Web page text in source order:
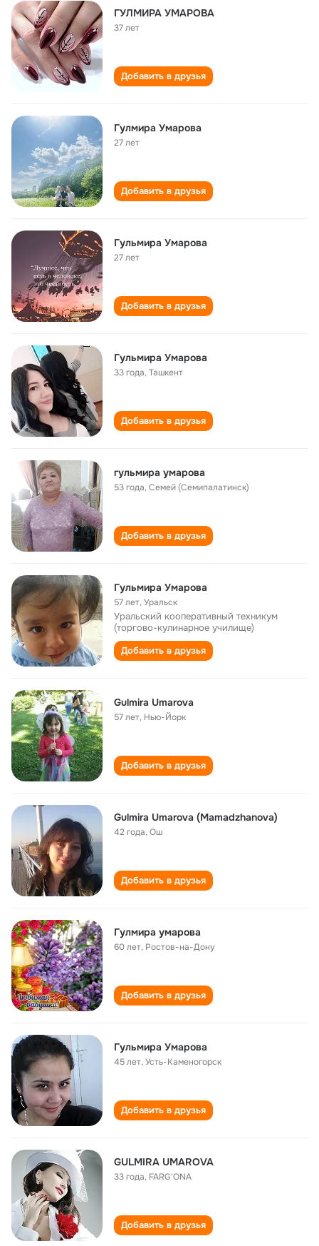
ГУЛМИРА УМАРОВА
37 лет
Добавить в друзья
Гулмира Умарова
27 лет
Добавить в друзья
Гульмира Умарова
27 лет
Добавить в друзья
Гульмира Умарова
33 года,Ташкент
Добавить в друзья
гульмира умарова
53 года,Семей (Семипалатинск)
Добавить в друзья
Гульмира Умарова
57 лет,Уральск
Уральский кооперативный техникум
(торгово-кулинарное училище)
Добавить в друзья
Gulmira Umarova
57 лет, Нью-Йорк
Добавить в друзья
Gulmira Umarova (Mamadzhanova)
42 года,Ош
Добавить в друзья
Гулмира умарова
60 лет, Ростов-на-Дону
Добавить в друзья
Гульмира Умарова
45 лет,Усть-Каменогорск
Добавить в друзья
GULMIRA UMAROVA
33 года, FARG'ONA
Добавить в друзья